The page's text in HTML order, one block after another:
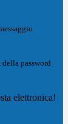
password
elettronica!